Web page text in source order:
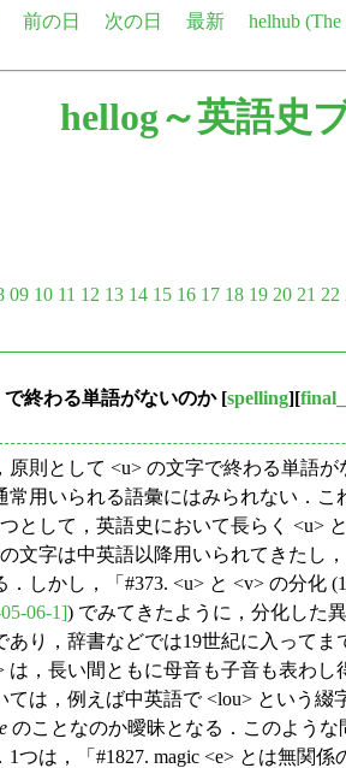
前の日 次の日 最新
helhub
hellog～英語史
09 10 11 12 13 14 15 16 17 18 19 20 21 22
で終わる単語がないのか[spelling][
則として <u> の文字で終わる単語
常用いられる語彙にはみられない．こ
として，英語史において長らく <u>
文字は中英語以降用いられてきたし
．しかし，「#373. <u> と <v> の分化
06-1]) でみてきたように，分化した
あり，辞書などでは19世紀に入って
は，長い間ともに母音も子音も表わし
は，例えば中英語で <lou> という綴
のことなのか曖昧となる．このよう
つは，「#1827. magic <e> とは無関係